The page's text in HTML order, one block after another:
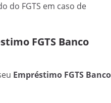
do FGTS em caso de
FGTS Banco
Empréstimo FGTS Banco